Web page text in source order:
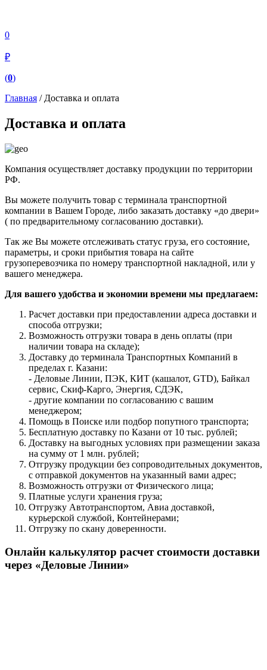
0
₽
(0)
Главная / Доставка и оплата
Доставка и оплата
Компания осуществляет доставку продукции по территории
РФ.
Вы можете получить товар с терминала транспортной
компании в Вашем Городе, либо заказать доставку «до двери»
( по предварительному согласованию доставки).
Так же Вы можете отслеживать статус груза, его состояние,
параметры, и сроки прибытия товара на сайте
грузоперевозчика по номеру транспортной накладной, или у
вашего менеджера.
Для вашего удобства и экономии времени мы предлагаем:
Расчет доставки при предоставлении адреса доставки и
способа отгрузки;
Возможность отгрузки товара в день оплаты (при
наличии товара на складе);
Доставку до терминала Транспортных Компаний в
пределах г. Казани:
- Деловые Линии, ПЭК, КИТ (кашалот, GTD), Байкал
сервис, Скиф-Карго, Энергия, СДЭК,
- другие компании по согласованию с вашим
менеджером;
Помощь в Поиске или подбор попутного транспорта;
Бесплатную доставку по Казани от 10 тыс. рублей;
Доставку на выгодных условиях при размещении заказа
на сумму от 1 млн. рублей;
Отгрузку продукции без сопроводительных документов,
с отправкой документов на указанный вами адрес;
Возможность отгрузки от Физического лица;
Платные услуги хранения груза;
Отгрузку Автотранспортом, Авиа доставкой,
курьерской службой, Контейнерами;
Отгрузку по скану доверенности.
Онлайн калькулятор расчет стоимости доставки
через «Деловые Линии»